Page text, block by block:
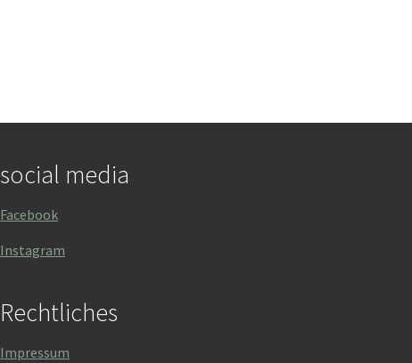
social media
Facebook
Instagram
Rechtliches
Impressum